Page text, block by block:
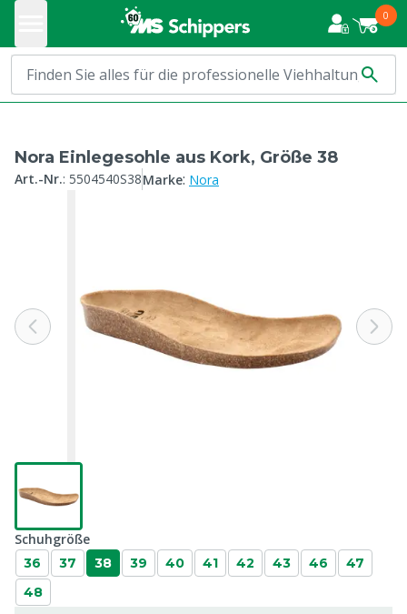
0
Nora Einlegesohle aus Kork, Größe 38
Art.-Nr.: 5504540S38Marke: Nora
Schuhgröße
36 37 38 39 40 41 42 43 46
47
48